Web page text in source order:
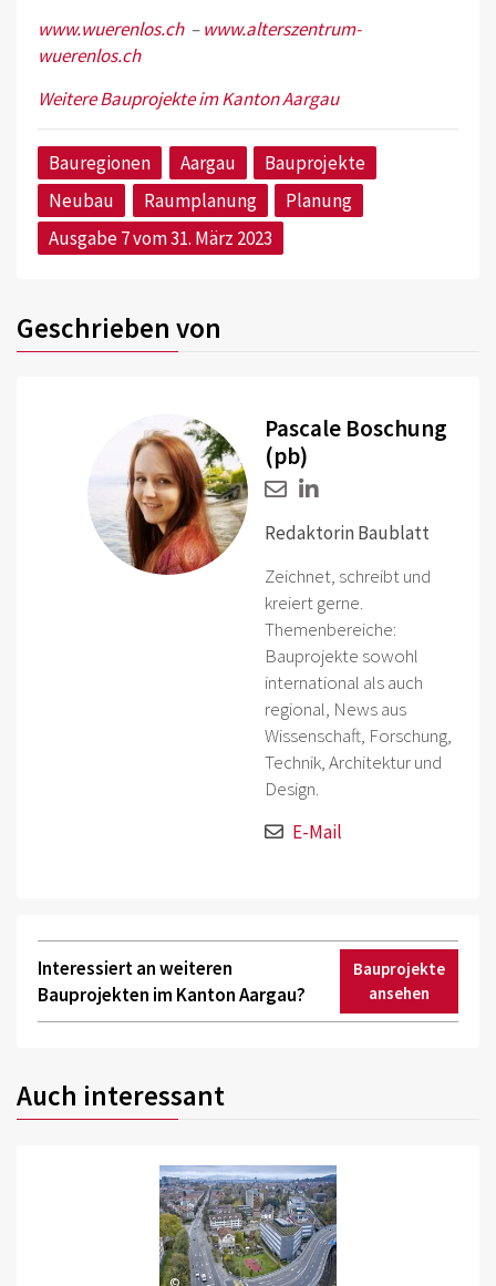
www.wuerenlos.ch–www.alterszentrum-
wuerenlos.ch
Weitere Bauprojekte im Kanton Aargau
Bauregionen Aargau
Bauprojekte
Neubau
Raumplanung
Planung
Ausgabe 7 vom 31. März 2023
Geschrieben von
Pascale Boschung
(pb)
Redaktorin Baublatt
Zeichnet, schreibt und
kreiert gerne.
Themenbereiche:
Bauprojekte sowohl
international als auch
regional, News aus
Wissenschaft, Forschung,
Technik, Architektur und
Design.
E-Mail
Interessiert an weiteren
Bauprojekten im Kanton Aargau?
Bauprojekte
ansehen
Auch interessant
©